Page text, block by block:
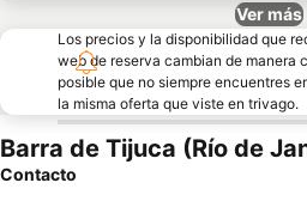
Ver más
Los precios y la disponibilidad que
web de reserva cambian de manera
posible que no siempre encuentres
la misma oferta que viste en trivago.
Barra de Tijuca (Río de
Contacto